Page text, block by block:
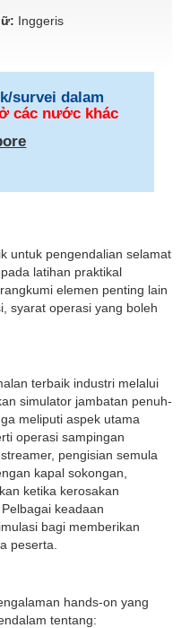
Inggeris
survei dalam
các nước khác
untuk pengendalian selamat
latihan praktikal
elemen penting lain
syarat operasi yang boleh
terbaik industri melalui
simulator jambatan penuh-
meliputi aspek utama
operasi sampingan
pengisian semula
kapal sokongan,
ketika kerosakan
keadaan
bagi memberikan
peserta.
hands-on yang
tentang: